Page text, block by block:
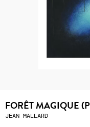
FORÊT MAGIQUE
JEAN MALLARD